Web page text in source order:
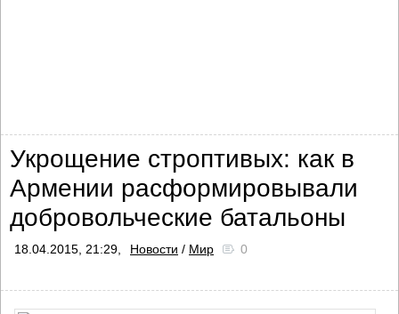
Укрощение строптивых: как в
Армении расформировывали
добровольческие батальоны
18.04.2015, 21:29, Новости / Мир 0